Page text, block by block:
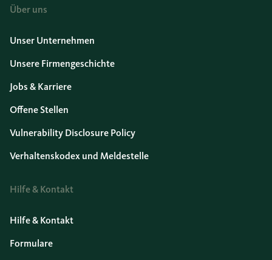
Über uns
Unser Unternehmen
Unsere Firmengeschichte
Jobs & Karriere
Offene Stellen
Vulnerability Disclosure Policy
Verhaltenskodex und Meldestelle
Hilfe & Kontakt
Hilfe & Kontakt
Formulare